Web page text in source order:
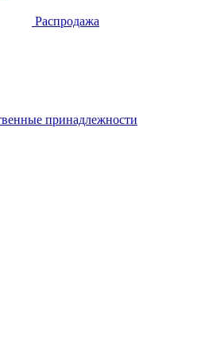
Распродажа
принадлежности